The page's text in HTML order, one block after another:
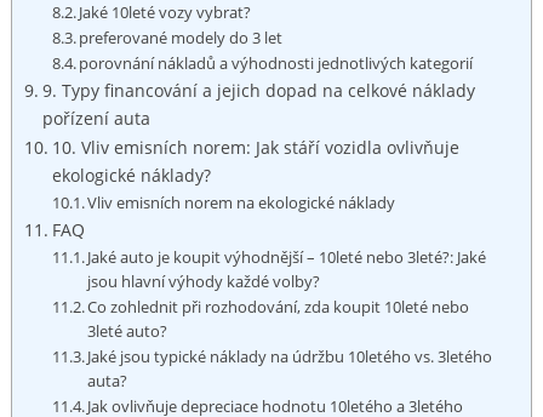
Jaké 10leté vozy vybrat?
preferované⁢ modely do 3 let
porovnání nákladů ⁢a výhodnosti jednotlivých kategorií
9. Typy ​financování⁤ a jejich dopad ‌na celkové náklady⁣
pořízení auta
10. Vliv emisních norem: Jak stáří vozidla ovlivňuje
ekologické náklady?
Vliv emisních ⁢norem na ekologické​ náklady
FAQ
Jaké auto je koupit výhodnější⁣ – 10leté nebo ​3leté?: Jaké
⁤jsou hlavní výhody‌ každé volby?
Co zohlednit při rozhodování, zda koupit 10leté nebo
3leté⁤ auto?
Jaké ‍jsou typické náklady na údržbu 10letého vs. 3letého
auta?
Jak⁢ ovlivňuje depreciace hodnotu 10letého a⁤ 3letého